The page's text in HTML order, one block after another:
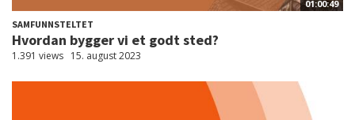
01:00:49
SAMFUNNSTELTET
Hvordan bygger vi et godt sted?
1.391 views 15. august 2023